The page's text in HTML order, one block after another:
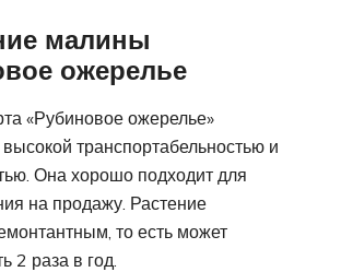
малины
ожерелье
«Рубиновое ожерелье»
высокой транспортабельностью и
Она хорошо подходит для
на продажу. Растение
то есть может
2 раза в год.